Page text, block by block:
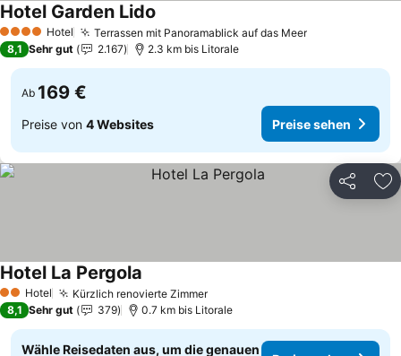
4 Sterne Hotel Terrassen mit Panoramablick auf das MeerPreise sehen
Hotel Garden Lido
8,1 Sehr gut 2.167 2.3 km bis Litorale
Ab 169 €
Preise von 4 Websites Preise sehen
Teilen
2 Sterne
Hotel Kürzlich renovierte ZimmerPreise sehen
Hotel La Pergola
8,1 Sehr gut 379 0.7 km bis Litorale
Wähle Reisedaten aus, um die genauen